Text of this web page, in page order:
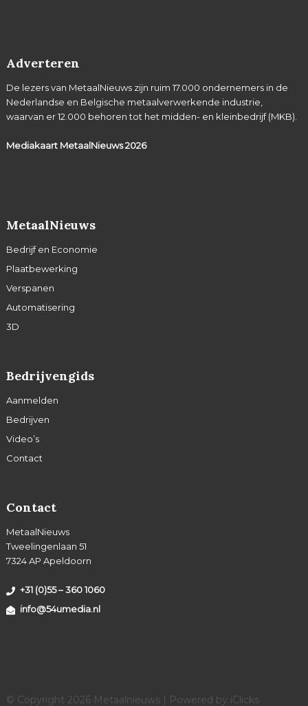
Adverteren
De lezers van MetaalNieuws zijn ruim 17.000 ondernemers in de
Nederlandse en Belgische metaalverwerkende industrie,
waarvan er 12.000 behoren tot het midden- en kleinbedrijf (MKB).
Mediakaart MetaalNieuws2026
MetaalNieuws
Bedrijf en Economie
Plaatbewerking
Verspanen
Automatisering
3D
Bedrijvengids
Aanmelden
Bedrijven
Video’s
Contact
Contact
MetaalNieuws
Tweelingenlaan 51
7324 AP Apeldoorn
+31 (0)55 – 360 1060
info@54umedia.nl
© Copyright 2026 Metaalnieuws | Powered by iClicks